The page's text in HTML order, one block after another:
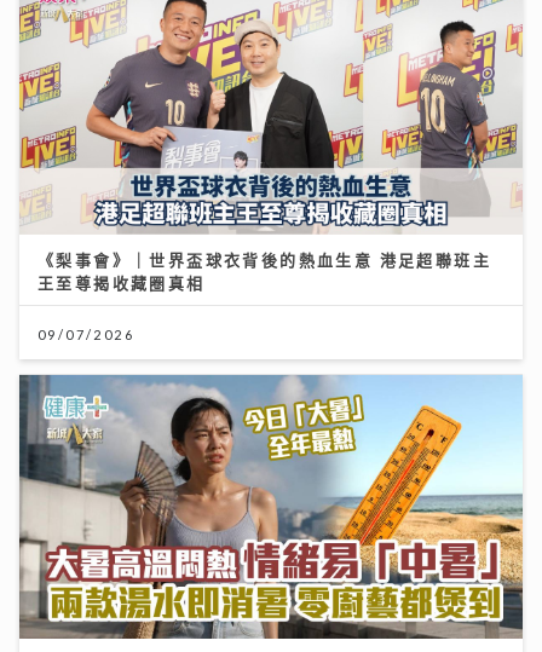
《梨事會》｜世界盃球衣背後的熱血生意 港足超聯班主
王至尊揭收藏圈真相
09/07/2026